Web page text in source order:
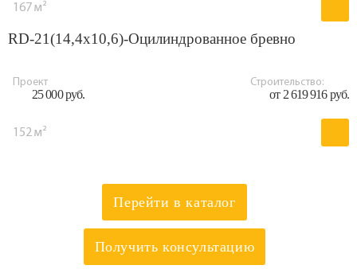
167 м²
RD-21(14,4x10,6)-Оцилиндрованное бревно
Проект
25 000 руб.
Строительство:
от 2 619 916 руб.
152 м²
Перейти в каталог
Получить консультацию